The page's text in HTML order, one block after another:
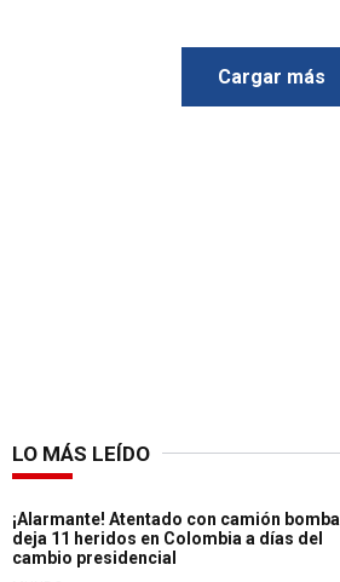
Cargar más
LO MÁS LEÍDO
¡Alarmante! Atentado con camión bomba
deja 11 heridos en Colombia a días del
cambio presidencial